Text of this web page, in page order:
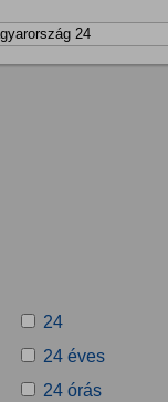
24
24 éves
24 órás